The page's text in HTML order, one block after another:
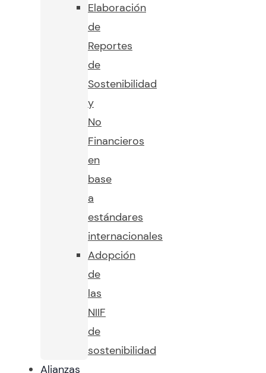
Elaboración
de
Reportes
de
Sostenibilidad
y
No
Financieros
en
base
a
estándares
internacionales
Adopción
de
las
NIIF
de
sostenibilidad
Alianzas